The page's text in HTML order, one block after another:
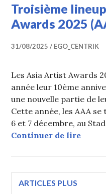
Troisième
Awards 2025
31/08/2025 EGO_CENTRIK
Les Asia Artist Awards
année leur 10ème
une nouvelle partie de
Cette année, les AAA
6 et 7 décembre, au
Continuer de lire
Navigation
ARTICLES PLUS